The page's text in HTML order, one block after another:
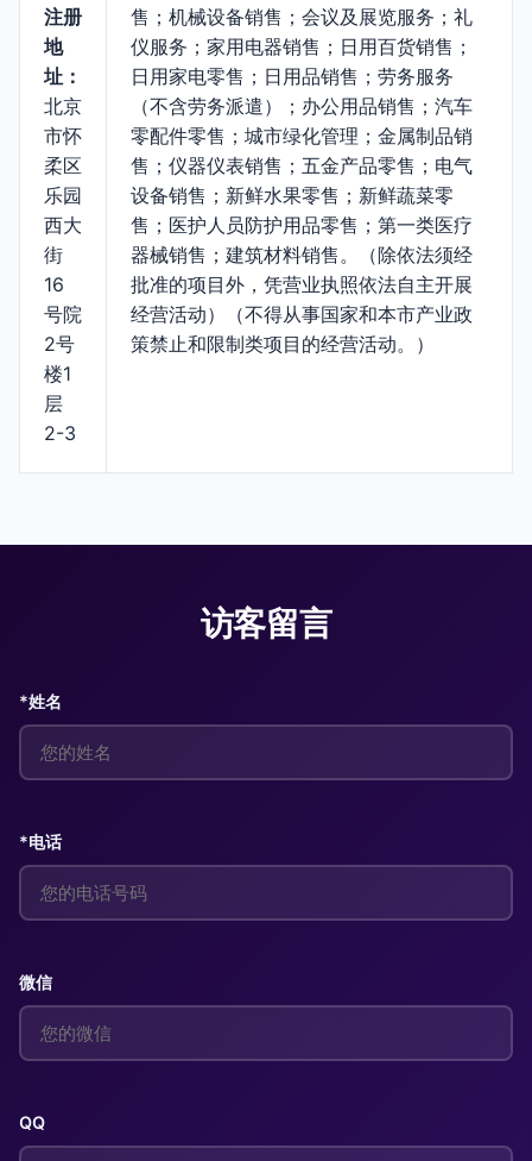
注册
地
址：
北京
市怀
柔区
乐园
西大
街
16
号院
2号
楼1
层
2-3
售；机械设备销售；会议及展览服务；礼
仪服务；家用电器销售；日用百货销售；
日用家电零售；日用品销售；劳务服务
（不含劳务派遣）；办公用品销售；汽车
零配件零售；城市绿化管理；金属制品销
售；仪器仪表销售；五金产品零售；电气
设备销售；新鲜水果零售；新鲜蔬菜零
售；医护人员防护用品零售；第一类医疗
器械销售；建筑材料销售。（除依法须经
批准的项目外，凭营业执照依法自主开展
经营活动）（不得从事国家和本市产业政
策禁止和限制类项目的经营活动。）
访客留言
*姓名
*电话
微信
QQ